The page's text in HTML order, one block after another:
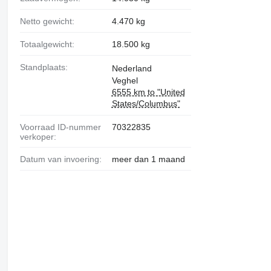
Netto gewicht: 4.470 kg
Totaalgewicht: 18.500 kg
Standplaats:
Nederland
Veghel
6555 km to "United
States/Columbus"
Voorraad ID-nummer
verkoper:
70322835
Datum van invoering: meer dan 1 maand